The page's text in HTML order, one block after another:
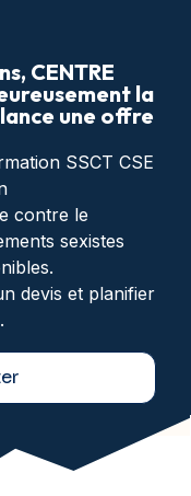
CENTRE
la
une offre
SSCT CSE
contre le
sexistes
devis et planifier